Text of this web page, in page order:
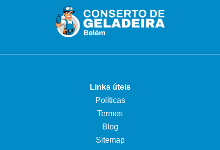
Links úteis
Políticas
Termos
Blog
Sitemap